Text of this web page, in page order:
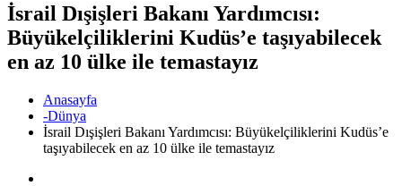
İsrail Dışişleri Bakanı Yardımcısı:
Büyükelçiliklerini Kudüs’e taşıyabilecek
en az 10 ülke ile temastayız
Anasayfa
-Dünya
İsrail Dışişleri Bakanı Yardımcısı: Büyükelçiliklerini Kudüs’e
taşıyabilecek en az 10 ülke ile temastayız